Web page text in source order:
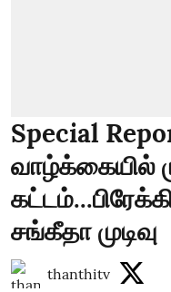
Special
வாழ்க்கையில்
சங்கீதா முடிவு
thanthitv